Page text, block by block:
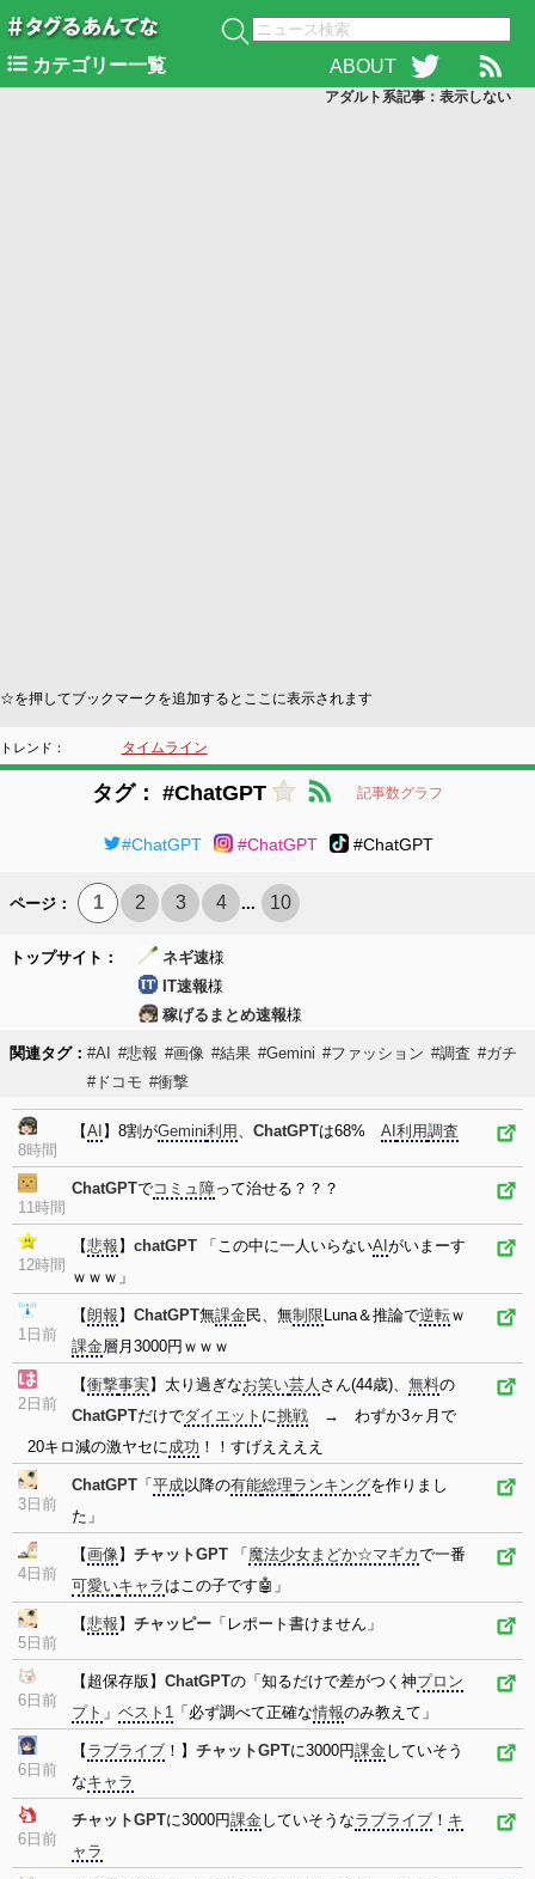
カテゴリー一覧 ABOUT
アダルト系記事：表示しない
☆を押してブックマークを追加するとここに表示されます
タイムライン
トレンド：
タグ： #ChatGPT 記事数グラフ
#ChatGPT #ChatGPT #ChatGPT
ページ： 1 2 3 4 ... 10
トップサイト： ネギ速様
IT速報様
稼げるまとめ速報様
関連タグ： #AI #悲報 #画像 #結果 #Gemini #ファッション #調査 #ガチ
#ドコモ #衝撃
8時間
【AI 】8割がGemini利用 、 ChatGPTは68% AI 利用調査
11時間
ChatGPTでコミュ障って治せる？？？
12時間
【悲報 】 chatGPT 「この中に一人いらないAI がいまーす
ｗｗｗ」
1日前
【朗報 】 ChatGPT無課金民、無制限 Luna＆推論で逆転ｗ
課金層月3000円ｗｗｗ
2日前
【衝撃事実】太り過ぎなお笑い芸人 さん(44歳)、 無料の
ChatGPTだけでダイエット に挑戦 → わずか3ヶ月で
20キロ減の激ヤセに成功 ！！すげええええ
3日前
ChatGPT 「 平成以降の有能総理ランキングを作りまし
た」
4日前
【画像】 チャットGPT 「 魔法少女まどか☆マギカで一番
可愛いキャラ はこの子です🤖」
5日前
【悲報 】 チャッピー 「レポート書けません」
6日前
【超保存版】 ChatGPTの「知るだけで差がつく神プロン
プト 」 ベスト1 「必ず調べて正確な情報のみ教えて」
6日前
【 ラブライブ ！】 チャットGPTに3000円課金していそう
なキャラ
6日前
チャットGPTに3000円課金していそうなラブライブ ！ キ
ャラ